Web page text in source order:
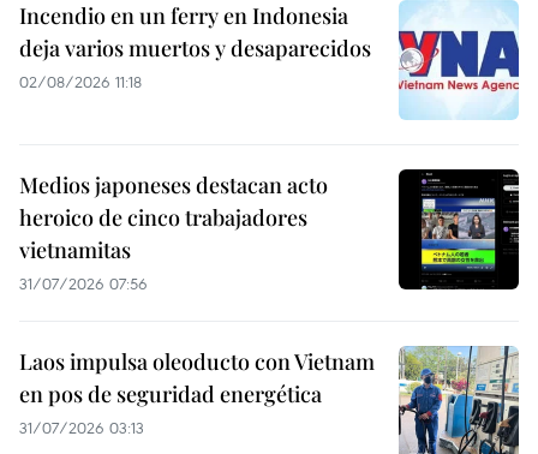
Incendio en un ferry en Indonesia
deja varios muertos y desaparecidos
02/08/2026 11:18
Medios japoneses destacan acto
heroico de cinco trabajadores
vietnamitas
31/07/2026 07:56
Laos impulsa oleoducto con Vietnam
en pos de seguridad energética
31/07/2026 03:13